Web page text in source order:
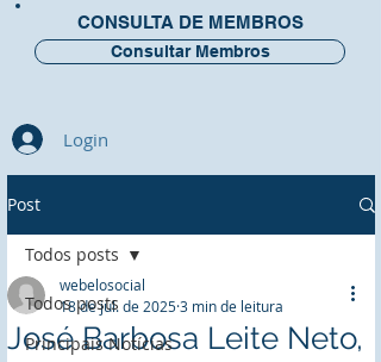
CONSULTA DE MEMBROS
Consultar Membros
Login
Post
Todos posts
Principais Notícias
Todos posts
José Barbosa Leite Neto,
webelosocial
18 de jul. de 20253 min de leitura